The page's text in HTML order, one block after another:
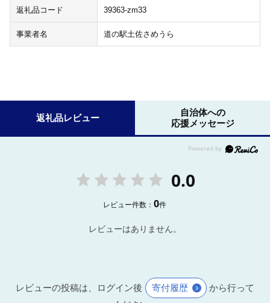
返礼品コード 39363-zm33
事業者名 道の駅土佐さめうら
返礼品レビュー
自治体への
応援メッセージ
0.0
レビュー件数：0件
レビューはありません。
レビューの投稿は、ログイン後 寄付履歴
から行って